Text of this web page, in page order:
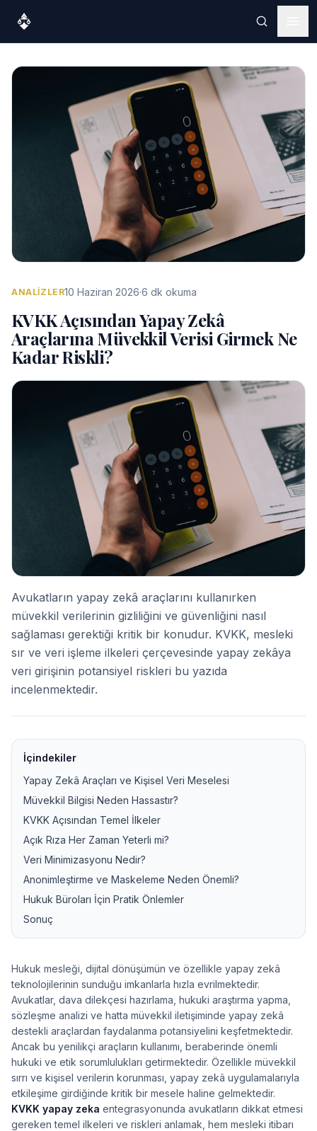
ANALIZLER10 Haziran 2026·6 dk okuma
KVKK Açısından Yapay Zekâ
Araçlarına Müvekkil Verisi Girmek Ne
Kadar Riskli?
Avukatların yapay zekâ araçlarını kullanırken
müvekkil verilerinin gizliliğini ve güvenliğini nasıl
sağlaması gerektiği kritik bir konudur. KVKK, mesleki
sır ve veri işleme ilkeleri çerçevesinde yapay zekâya
veri girişinin potansiyel riskleri bu yazıda
incelenmektedir.
İçindekiler
Yapay Zekâ Araçları ve Kişisel Veri Meselesi
Müvekkil Bilgisi Neden Hassastır?
KVKK Açısından Temel İlkeler
Açık Rıza Her Zaman Yeterli mi?
Veri Minimizasyonu Nedir?
Anonimleştirme ve Maskeleme Neden Önemli?
Hukuk Büroları İçin Pratik Önlemler
Sonuç
Hukuk mesleği, dijital dönüşümün ve özellikle yapay zekâ
teknolojilerinin sunduğu imkanlarla hızla evrilmektedir.
Avukatlar, dava dilekçesi hazırlama, hukuki araştırma yapma,
sözleşme analizi ve hatta müvekkil iletişiminde yapay zekâ
destekli araçlardan faydalanma potansiyelini keşfetmektedir.
Ancak bu yenilikçi araçların kullanımı, beraberinde önemli
hukuki ve etik sorumlulukları getirmektedir. Özellikle müvekkil
sırrı ve kişisel verilerin korunması, yapay zekâ uygulamalarıyla
etkileşime girdiğinde kritik bir mesele haline gelmektedir.
KVKK yapay zeka entegrasyonunda avukatların dikkat etmesi
gereken temel ilkeleri ve riskleri anlamak, hem mesleki itibarı